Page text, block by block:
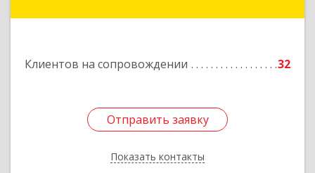
Клиентов на сопровождении 32
Отправить заявку
Показать контакты
Отправить заявку
Назад